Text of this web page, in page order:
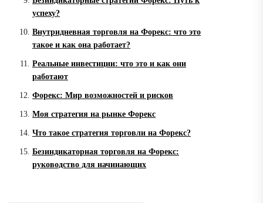
успеху?
Внутридневная торговля на Форекс: что это
такое и как она работает?
Реальные инвестиции: что это и как они
работают
Форекс: Мир возможностей и рисков
Моя стратегия на рынке Форекс
Что такое стратегия торговли на Форекс?
Безиндикаторная торговля на Форекс:
руководство для начинающих